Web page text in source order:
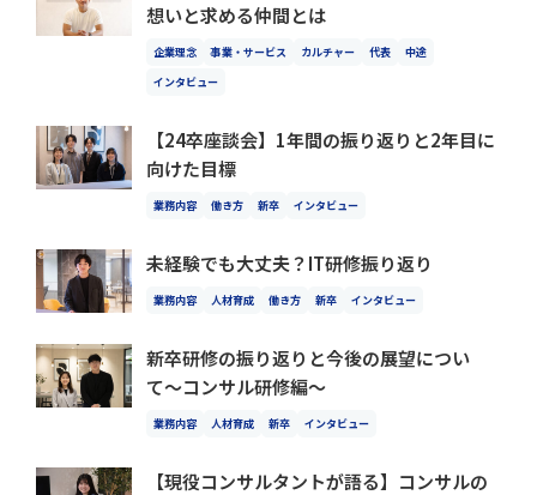
想いと求める仲間とは
企業理念 事業・サービス カルチャー 代表
中途
インタビュー
【24卒座談会】1年間の振り返りと2年目に
向けた目標
業務内容 働き方 新卒 インタビュー
未経験でも大丈夫？IT研修振り返り
業務内容 人材育成 働き方 新卒 インタビュー
新卒研修の振り返りと今後の展望につい
て〜コンサル研修編〜
業務内容 人材育成 新卒 インタビュー
【現役コンサルタントが語る】コンサルの